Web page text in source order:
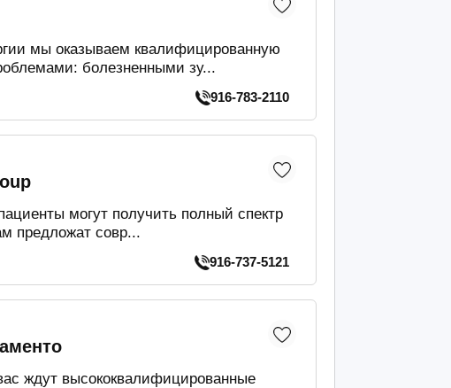
мы оказываем квалифицированную
болезненными зу...
916-783-2110
могут получить полный спектр
предложат совр...
916-737-5121
ждут высококвалифицированные